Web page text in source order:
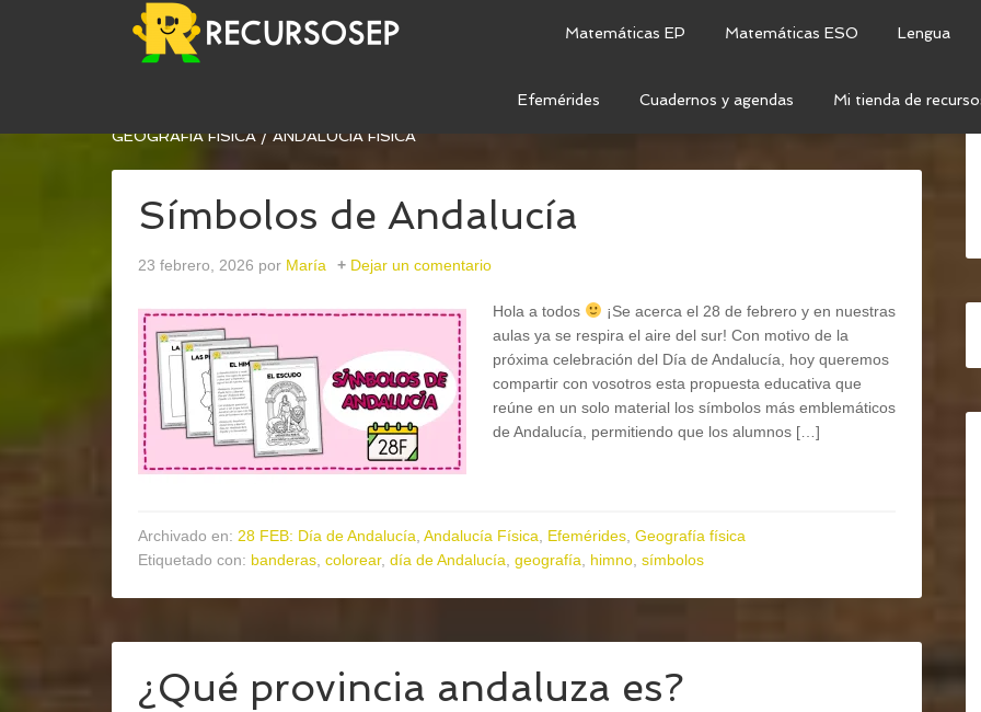
Matemáticas EP Matemáticas ESO Lengua
Efemérides Cuadernos y agendas Mi tienda de
CIENCIAS SOCIALES
GEOGRAFÍA FÍSICA / ANDALUCÍA FÍSICA
Símbolos de Andalucía
23 febrero, 2026 por María Dejar un comentario
Hola a todos
¡Se acerca el 28 de febrero y en nuestras
aulas ya se respira el aire del sur! Con motivo de la
próxima celebración del Día de Andalucía, hoy queremos
compartir con vosotros esta propuesta educativa que
reúne en un solo material los símbolos más emblemáticos
de Andalucía, permitiendo que los alumnos […]
Archivado en: 28 FEB: Día de Andalucía Andalucía Física Efemérides Geografía física
Etiquetado con: banderas colorear, día de Andalucía geografía himno símbolos
¿Qué provincia andaluza es?